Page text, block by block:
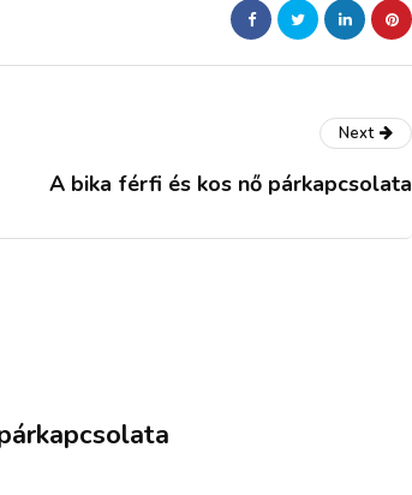
Next
A bika férfi és kos nő párkapcsolata